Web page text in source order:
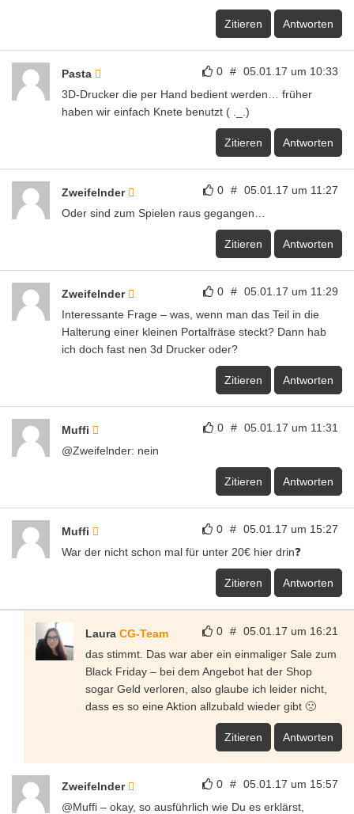
Zitieren Antworten
0 # 05.01.17 um 10:33
Pasta
3D-Drucker die per Hand bedient werden… früher
haben wir einfach Knete benutzt ( ._.)
Zitieren Antworten
0 # 05.01.17 um 11:27
Zweifelnder
Oder sind zum Spielen raus gegangen…
Zitieren Antworten
0 # 05.01.17 um 11:29
Zweifelnder
Interessante Frage – was, wenn man das Teil in die
Halterung einer kleinen Portalfräse steckt? Dann hab
ich doch fast nen 3d Drucker oder?
Zitieren Antworten
0 # 05.01.17 um 11:31
Muffi
@Zweifelnder: nein
Zitieren Antworten
0 # 05.01.17 um 15:27
Muffi
War der nicht schon mal für unter 20€ hier drin❓
Zitieren Antworten
0 # 05.01.17 um 16:21
Laura CG-Team
das stimmt. Das war aber ein einmaliger Sale zum
Black Friday – bei dem Angebot hat der Shop
sogar Geld verloren, also glaube ich leider nicht,
dass es so eine Aktion allzubald wieder gibt 🙁
Zitieren Antworten
0 # 05.01.17 um 15:57
Zweifelnder
@Muffi – okay, so ausführlich wie Du es erklärst,